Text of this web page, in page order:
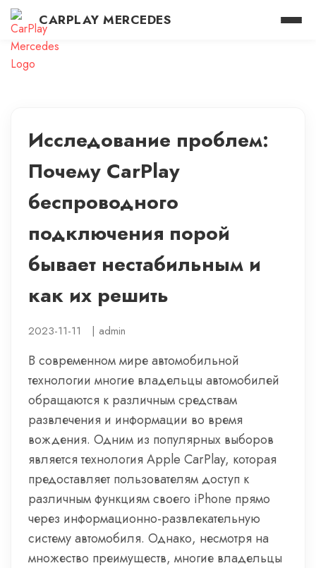
CARPLAY MERCEDES
Исследование проблем:
Почему CarPlay
беспроводного
подключения порой
бывает нестабильным и
как их решить
2023-11-11 | admin
В современном мире автомобильной
технологии многие владельцы автомобилей
обращаются к различным средствам
развлечения и информации во время
вождения. Одним из популярных выборов
является технология Apple CarPlay, которая
предоставляет пользователям доступ к
различным функциям своего iPhone прямо
через информационно-развлекательную
систему автомобиля. Однако, несмотря на
множество преимуществ, многие владельцы